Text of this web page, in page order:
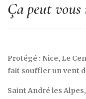
Ça peut vous
Protégé : Nice, Le
fait souffler un vent
Saint André les